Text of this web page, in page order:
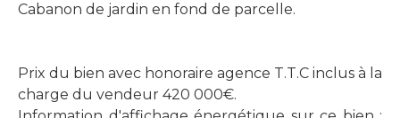
Cabanon de jardin en fond de parcelle.
Prix du bien avec honoraire agence T.T.C inclus à la
charge du vendeur 420 000€.